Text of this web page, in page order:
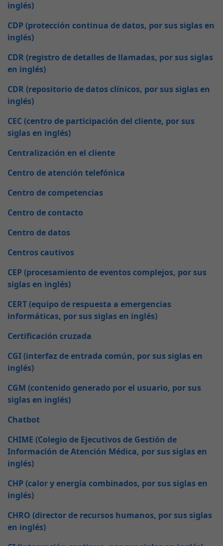
inglés)
CDP (protección continua de datos, por sus siglas en
inglés)
CDR (registro de detalles de llamadas, por sus siglas
en inglés)
CDR (repositorio de datos clínicos, por sus siglas en
inglés)
CEC (centro de participación del cliente, por sus
siglas en inglés)
Centralización en el cliente
Centro de atención telefónica
Centro de competencias
Centro de contacto
Centro de datos
Centros cautivos
CEP (procesamiento de eventos complejos, por sus
siglas en inglés)
CERT (equipo de respuesta a emergencias
informáticas, por sus siglas en inglés)
Certificación cruzada
CGI (interfaz de entrada común, por sus siglas en
inglés)
CGM (contenido generado por el usuario, por sus
siglas en inglés)
Chatbot
CHIME (Colegio de Ejecutivos de Gestión de
Información de Atención Médica, por sus siglas en
inglés)
CHP (calor y energía combinados, por sus siglas en
inglés)
CHRO (director de recursos humanos, por sus siglas
en inglés)